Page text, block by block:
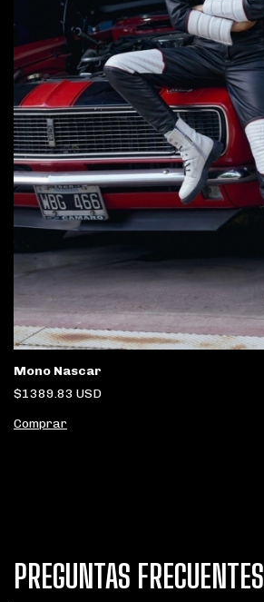
Mono Nascar
$1389.83 USD
Comprar
PREGUNTAS FRECUENTES